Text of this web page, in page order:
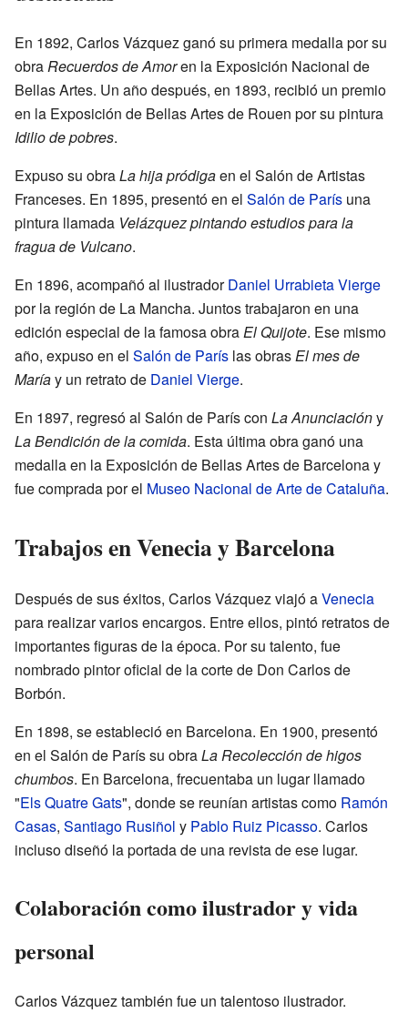
En 1892, Carlos Vázquez ganó su primera medalla por su
obraRecuerdos de Amoren la Exposición Nacional de
Bellas Artes. Un año después, en 1893, recibió un premio
en la Exposición de Bellas Artes de Rouen por su pintura
Idilio de pobres.
Expuso su obraLa hija pródigaen el Salón de Artistas
Franceses. En 1895, presentó en el Salón de París una
pintura llamada Velázquez pintando estudios para la
fragua de Vulcano.
En 1896, acompañó al ilustradorDaniel Urrabieta Vierge
por la región de La Mancha. Juntos trabajaron en una
edición especial de la famosa obraEl Quijote. Ese mismo
año, expuso en el Salón de París las obrasEl mes de
Maríay un retrato de Daniel Vierge.
En 1897, regresó al Salón de París con La Anunciacióny
La Bendición de la comida. Esta última obra ganó una
medalla en la Exposición de Bellas Artes de Barcelona y
fue comprada por el Museo Nacional de Arte de Cataluña.
Trabajos en Venecia y Barcelona
Después de sus éxitos, Carlos Vázquez viajó aVenecia
para realizar varios encargos. Entre ellos, pintó retratos de
importantes figuras de la época. Por su talento, fue
nombrado pintor oficial de la corte de Don Carlos de
Borbón.
En 1898, se estableció en Barcelona. En 1900, presentó
en el Salón de París su obraLa Recolección de higos
chumbos. En Barcelona, frecuentaba un lugar llamado
"Els Quatre Gats", donde se reunían artistas como Ramón
Casas, Santiago Rusiñol y Pablo Ruiz Picasso. Carlos
incluso diseñó la portada de una revista de ese lugar.
Colaboración como ilustrador y vida
personal
Carlos Vázquez también fue un talentoso ilustrador.